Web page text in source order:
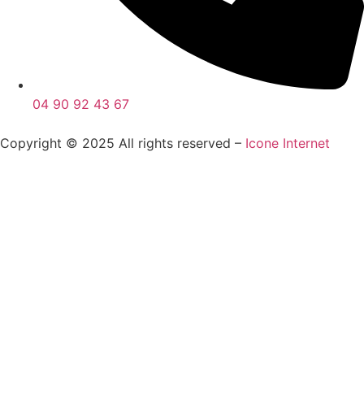
04 90 92 43 67
Copyright © 2025 All rights reserved – Icone Internet